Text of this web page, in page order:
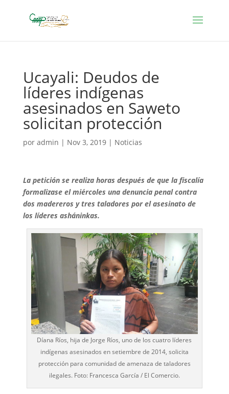
Ucayali: Deudos de
líderes indígenas
asesinados en Saweto
solicitan protección
por admin | Nov 3, 2019| Noticias
La petición se realiza horas después de que la fiscalía
formalizase el miércoles una denuncia penal contra
dos madereros y tres taladores por el asesinato de
los líderes asháninkas.
Díana Ríos, hija de Jorge Ríos, uno de los cuatro líderes
indígenas asesinados en setiembre de 2014, solicita
protección para comunidad de amenaza de taladores
ilegales. Foto: Francesca García / El Comercio.